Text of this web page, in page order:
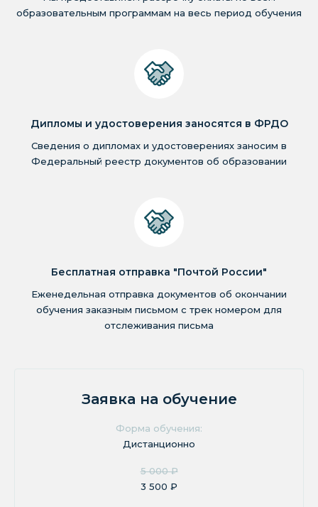
Заявка на обучение
Форма обучения:
Дистанционно
5 000 ₽
3 500 ₽
образовательным программам на весь период обучения
Дипломы и удостоверения заносятся в ФРДО
Сведения о дипломах и удостоверениях заносим в
Федеральный реестр документов об образовании
Бесплатная отправка "Почтой России"
Еженедельная отправка документов об окончании
обучения заказным письмом с трек номером для
отслеживания письма